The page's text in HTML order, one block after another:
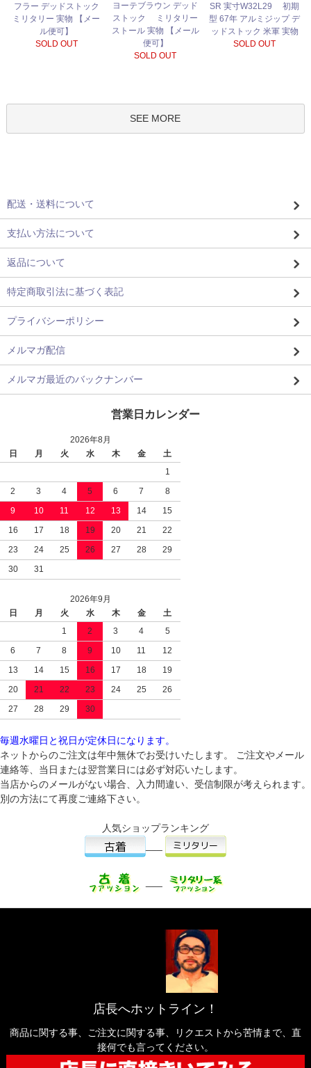
フラー デッドストック
ミリタリー 実物 【メー
ル便可】
SOLD OUT
ヨーテブラウン デッド
ストック ミリタリー
ストール 実物 【メール
便可】
SOLD OUT
SR 実寸W32L29 初期
型 67年 アルミジップ デ
ッドストック 米軍 実物
SOLD OUT
SEE MORE
配送・送料について
支払い方法について
返品について
特定商取引法に基づく表記
プライバシーポリシー
メルマガ配信
メルマガ最近のバックナンバー
営業日カレンダー
2026年8月
日
月 火 水 木 金
土
1
2
3 4 5 6 7
8
9
10 11 12 13 14
15
16
17 18 19 20 21
22
23
24 25 26 27 28
29
30
31
2026年9月
日
月 火 水 木 金
土
1
2 3 4
5
6
7 8 9 10 11
12
13
14 15 16 17 18
19
20
21 22 23 24 25
26
27
28 29 30
毎週水曜日と祝日が定休日になります。
ネットからのご注文は年中無休でお受けいたします。 ご注文やメール
連絡等、当日または翌営業日には必ず対応いたします。
当店からのメールがない場合、入力間違い、受信制限が考えられます。
別の方法にて再度ご連絡下さい。
人気ショップランキング
店長へホットライン！
商品に関する事、ご注文に関する事、リクエストから苦情まで、直
接何でも言ってください。